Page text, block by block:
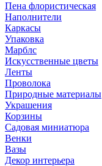
Пена флористическая
Наполнители
Каркасы
Упаковка
Марблс
Искусственные цветы
Ленты
Проволока
Природные материалы
Украшения
Корзины
Садовая миниатюра
Венки
Вазы
Декор интерьера